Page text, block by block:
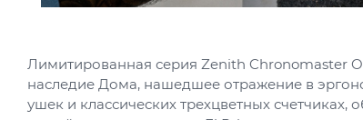
Лимитированная серия Zenith Chronomaster
наследие Дома, нашедшее отражение в
ушек и классических трехцветных счетчиках,